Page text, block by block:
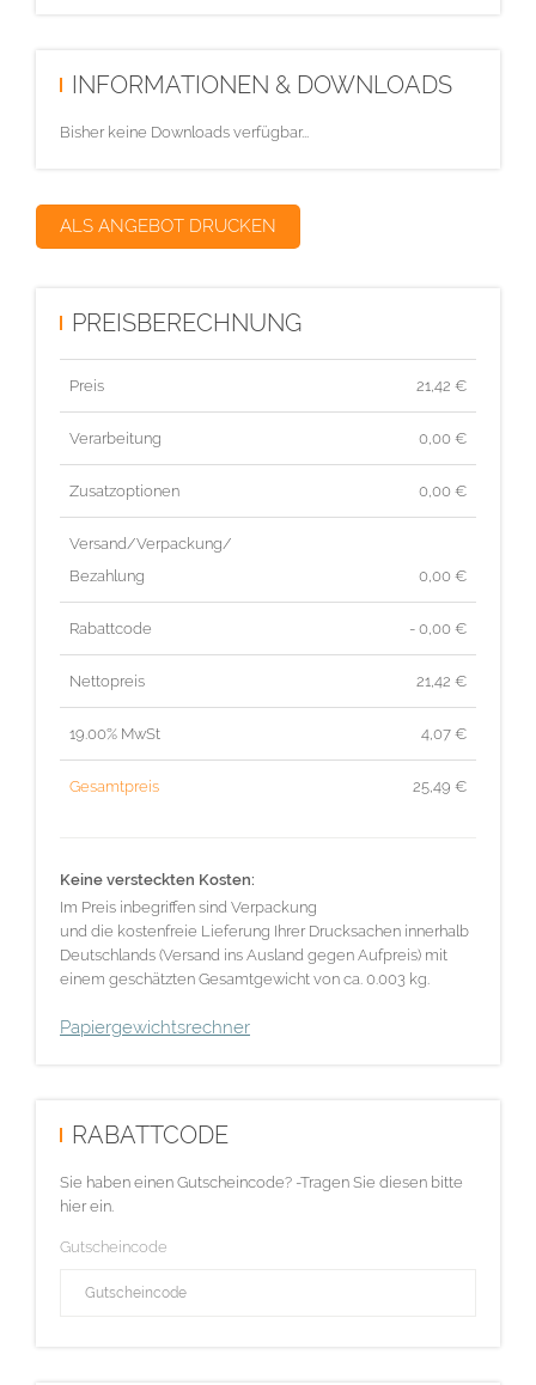
INFORMATIONEN & DOWNLOADS
Bisher keine Downloads verfügbar...
ALS ANGEBOT DRUCKEN
PREISBERECHNUNG
Preis 21,42 €
Verarbeitung 0,00 €
Zusatzoptionen 0,00 €
Versand/Verpackung/
Bezahlung
0,00 €
Rabattcode - 0,00 €
Nettopreis 21,42 €
19.00% MwSt 4,07 €
Gesamtpreis 25,49 €
Keine versteckten Kosten:
Im Preis inbegriffen sind Verpackung
und die kostenfreie Lieferung Ihrer Drucksachen innerhalb
Deutschlands (Versand ins Ausland gegen Aufpreis) mit
einem geschätzten Gesamtgewicht von ca. 0.003 kg.
Papiergewichtsrechner
RABATTCODE
Sie haben einen Gutscheincode? -Tragen Sie diesen bitte
hier ein.
Gutscheincode